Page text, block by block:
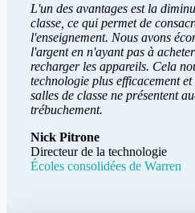
L'un des avantages est la
classe, ce qui permet de
l'enseignement. Nous avons
l'argent en n'ayant pas à
recharger les appareils. Cela
technologie plus efficacement
salles de classe ne présentent
trébuchement.
Nick Pitrone
Directeur de la technologie
Écoles consolidées de Warren